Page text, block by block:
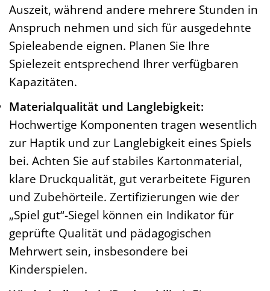
Auszeit, während andere mehrere Stunden in
Anspruch nehmen und sich für ausgedehnte
Spieleabende eignen. Planen Sie Ihre
Spielezeit entsprechend Ihrer verfügbaren
Kapazitäten.
Materialqualität und Langlebigkeit:
Hochwertige Komponenten tragen wesentlich
zur Haptik und zur Langlebigkeit eines Spiels
bei. Achten Sie auf stabiles Kartonmaterial,
klare Druckqualität, gut verarbeitete Figuren
und Zubehörteile. Zertifizierungen wie der
„Spiel gut“-Siegel können ein Indikator für
geprüfte Qualität und pädagogischen
Mehrwert sein, insbesondere bei
Kinderspielen.